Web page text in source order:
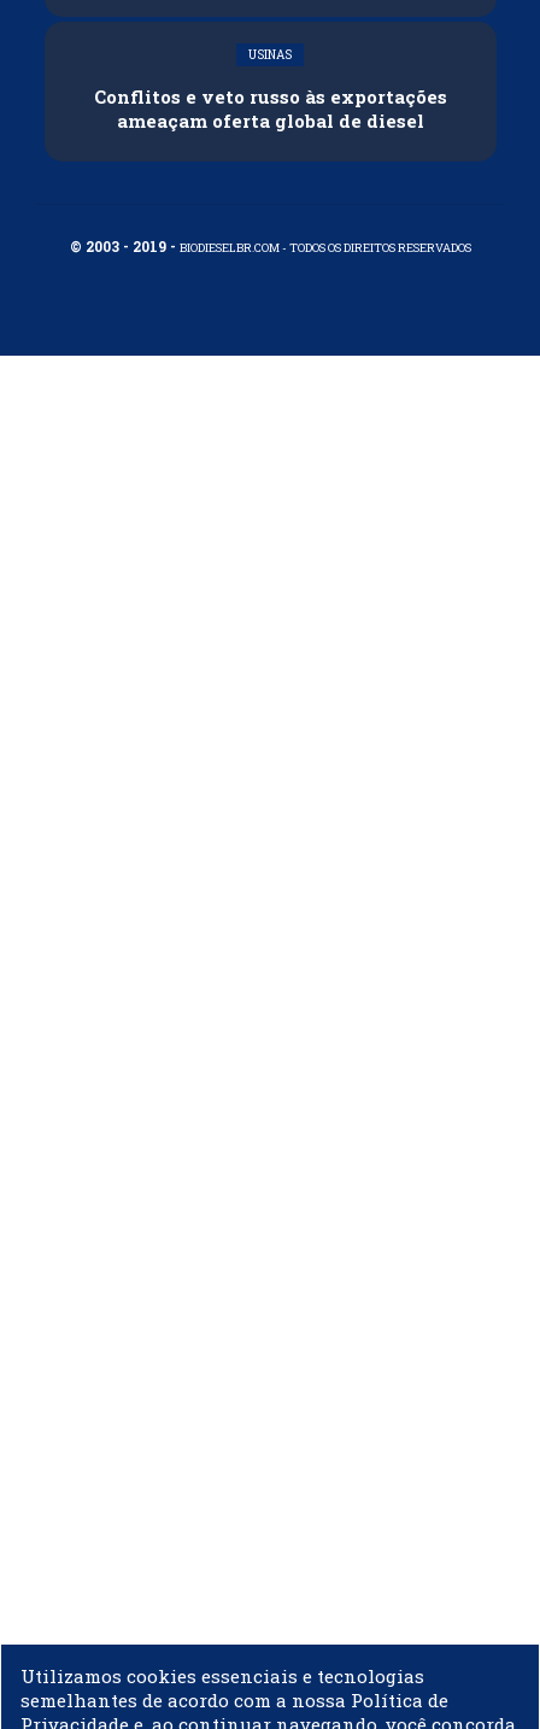
USINAS
Conflitos e veto russo às exportações
ameaçam oferta global de diesel
© 2003 - 2019 - BIODIESELBR.COM - TODOS OS DIREITOS RESERVADOS
Utilizamos cookies essenciais e tecnologias
semelhantes de acordo com a nossa Política de
Privacidade e, ao continuar navegando, você concorda